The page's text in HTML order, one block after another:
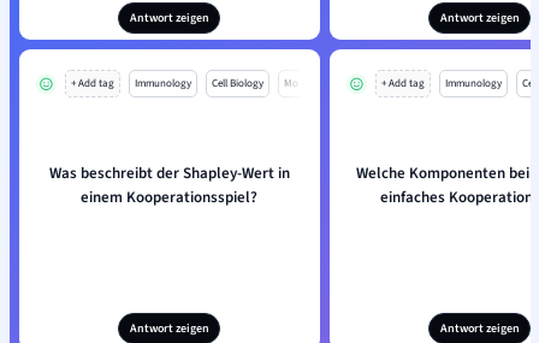
Antwort zeigen Antwort zeigen
+ Add tag Immunology Cell Biology Mo
Was beschreibt der Shapley-Wert in
einem Kooperationsspiel?
Antwort zeigen
+ Add tag Immunology
Welche Komponenten
einfaches
Antwort zeigen